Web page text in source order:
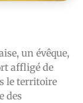
un évêque,
affligé de
le territoire
des